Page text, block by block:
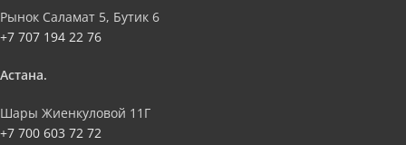
Рынок Саламат 5, Бутик 6
+7 707 194 22 76
Астана.
Шары Жиенкуловой 11Г
+7 700 603 72 72